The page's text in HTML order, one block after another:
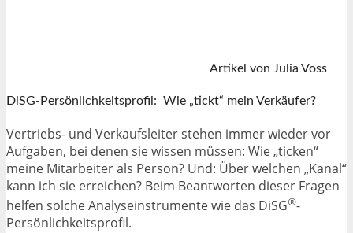
Artikel von Julia Voss
DiSG-Persönlichkeitsprofil: Wie „tickt“ mein Verkäufer?
Vertriebs- und Verkaufsleiter stehen immer wieder vor
Aufgaben, bei denen sie wissen müssen: Wie „ticken“
meine Mitarbeiter als Person? Und: Über welchen „Kanal“
kann ich sie erreichen? Beim Beantworten dieser Fragen
helfen solche Analyseinstrumente wie das DiSG®-
Persönlichkeitsprofil.